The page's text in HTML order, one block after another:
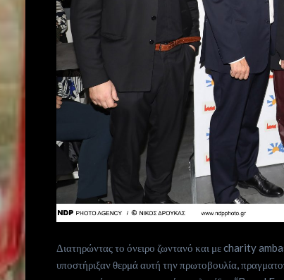
Who
are
Ιnspiration
Desires
Life
Διατηρώντας το όνειρο ζωντανό και με charity
υποστήριξαν θερμά αυτή την πρωτοβουλία,